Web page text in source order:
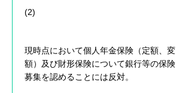
(2)
現時点において個人年金保険（定額、変
額）及び財形保険について銀行等の保険
募集を認めることには反対。